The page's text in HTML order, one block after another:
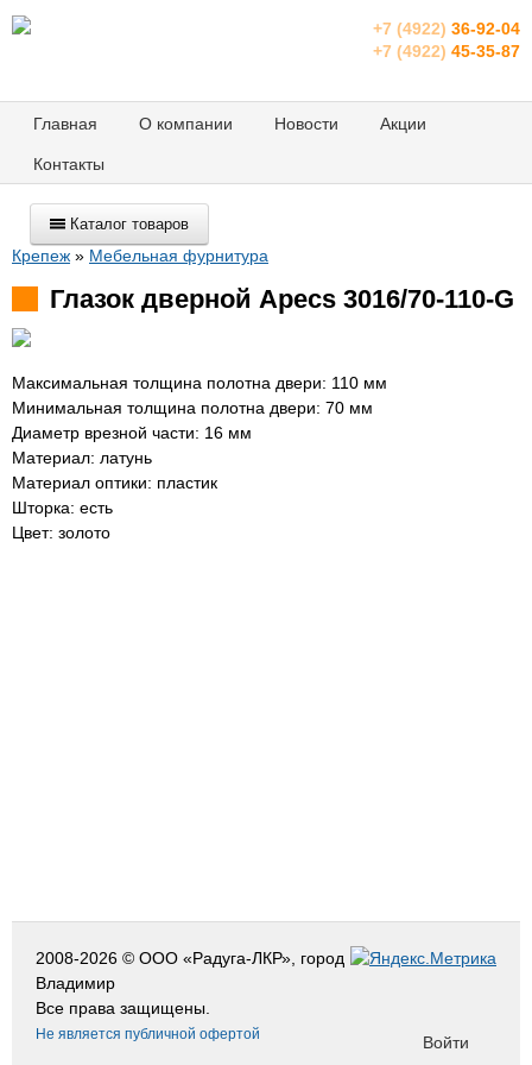
+7 (4922) 36-92-04
+7 (4922) 45-35-87
Главная О компании Новости Акции
Контакты
Каталог товаров
Крепеж » Мебельная фурнитура
Глазок дверной Apecs 3016/70-110-G
Максимальная толщина полотна двери: 110 мм
Минимальная толщина полотна двери: 70 мм
Диаметр врезной части: 16 мм
Материал: латунь
Материал оптики: пластик
Шторка: есть
Цвет: золото
2008-2026 © ООО «Радуга-ЛКР», город
Владимир
Все права защищены.
Не является публичной офертой Войти